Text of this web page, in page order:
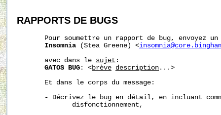
RAPPORTS DE BUGS
Pour soumettre un rapport de bug, envoyez un
Insomnia (Stea Greene) <
       avec dans le
sujet :
GATOS BUG : <brève description ...>
       Et dans le corps du message:
- Décrivez le bug en détail, en incluant
              disfonctionnement,